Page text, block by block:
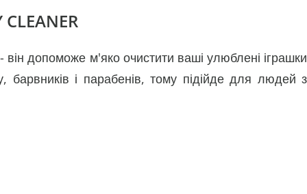
він допоможе м'яко очистити ваші улюблені іграшки
барвників і парабенів, тому підійде для людей з